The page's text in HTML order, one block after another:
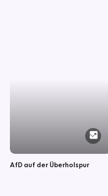
AfD auf der Überholspur